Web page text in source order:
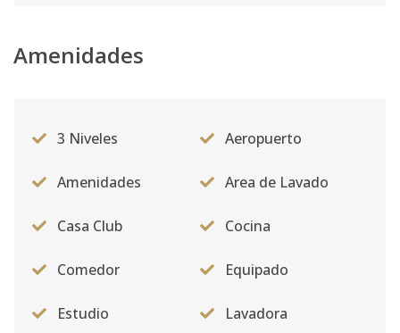
Amenidades
3 Niveles Aeropuerto
Amenidades Area de Lavado
Casa Club Cocina
Comedor Equipado
Estudio Lavadora